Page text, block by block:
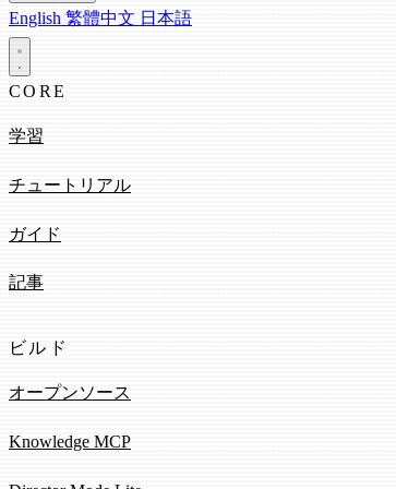
English 繁體中文 日本語
CORE
学習
チュートリアル
ガイド
記事
ビルド
オープンソース
Knowledge MCP